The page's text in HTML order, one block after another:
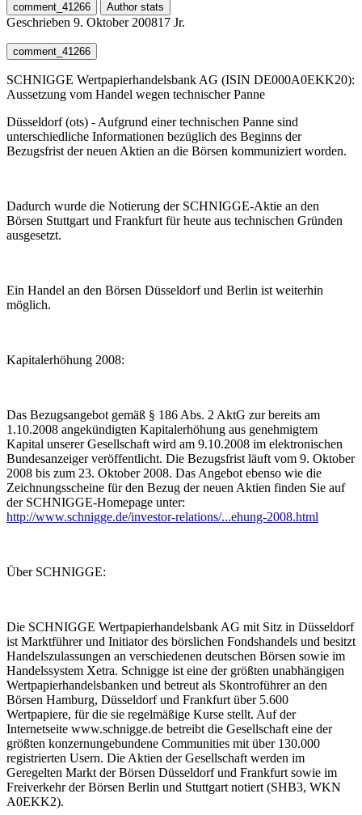
comment_41266 Author stats
Geschrieben 9. Oktober 200817 Jr.
comment_41266
SCHNIGGE Wertpapierhandelsbank AG (ISIN DE000A0EKK20):
Aussetzung vom Handel wegen technischer Panne
Düsseldorf (ots) - Aufgrund einer technischen Panne sind
unterschiedliche Informationen bezüglich des Beginns der
Bezugsfrist der neuen Aktien an die Börsen kommuniziert worden.
Dadurch wurde die Notierung der SCHNIGGE-Aktie an den
Börsen Stuttgart und Frankfurt für heute aus technischen Gründen
ausgesetzt.
Ein Handel an den Börsen Düsseldorf und Berlin ist weiterhin
möglich.
Kapitalerhöhung 2008:
Das Bezugsangebot gemäß § 186 Abs. 2 AktG zur bereits am
1.10.2008 angekündigten Kapitalerhöhung aus genehmigtem
Kapital unserer Gesellschaft wird am 9.10.2008 im elektronischen
Bundesanzeiger veröffentlicht. Die Bezugsfrist läuft vom 9. Oktober
2008 bis zum 23. Oktober 2008. Das Angebot ebenso wie die
Zeichnungsscheine für den Bezug der neuen Aktien finden Sie auf
der SCHNIGGE-Homepage unter:
http://www.schnigge.de/investor-relations/...ehung-2008.html
Über SCHNIGGE:
Die SCHNIGGE Wertpapierhandelsbank AG mit Sitz in Düsseldorf
ist Marktführer und Initiator des börslichen Fondshandels und besitzt
Handelszulassungen an verschiedenen deutschen Börsen sowie im
Handelssystem Xetra. Schnigge ist eine der größten unabhängigen
Wertpapierhandelsbanken und betreut als Skontroführer an den
Börsen Hamburg, Düsseldorf und Frankfurt über 5.600
Wertpapiere, für die sie regelmäßige Kurse stellt. Auf der
Internetseite www.schnigge.de betreibt die Gesellschaft eine der
größten konzernungebundene Communities mit über 130.000
registrierten Usern. Die Aktien der Gesellschaft werden im
Geregelten Markt der Börsen Düsseldorf und Frankfurt sowie im
Freiverkehr der Börsen Berlin und Stuttgart notiert (SHB3, WKN
A0EKK2).